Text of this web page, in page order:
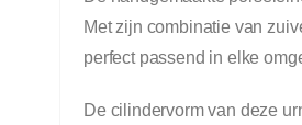
Met zijn combinatie van
perfect passend in elke
De cilindervorm van deze